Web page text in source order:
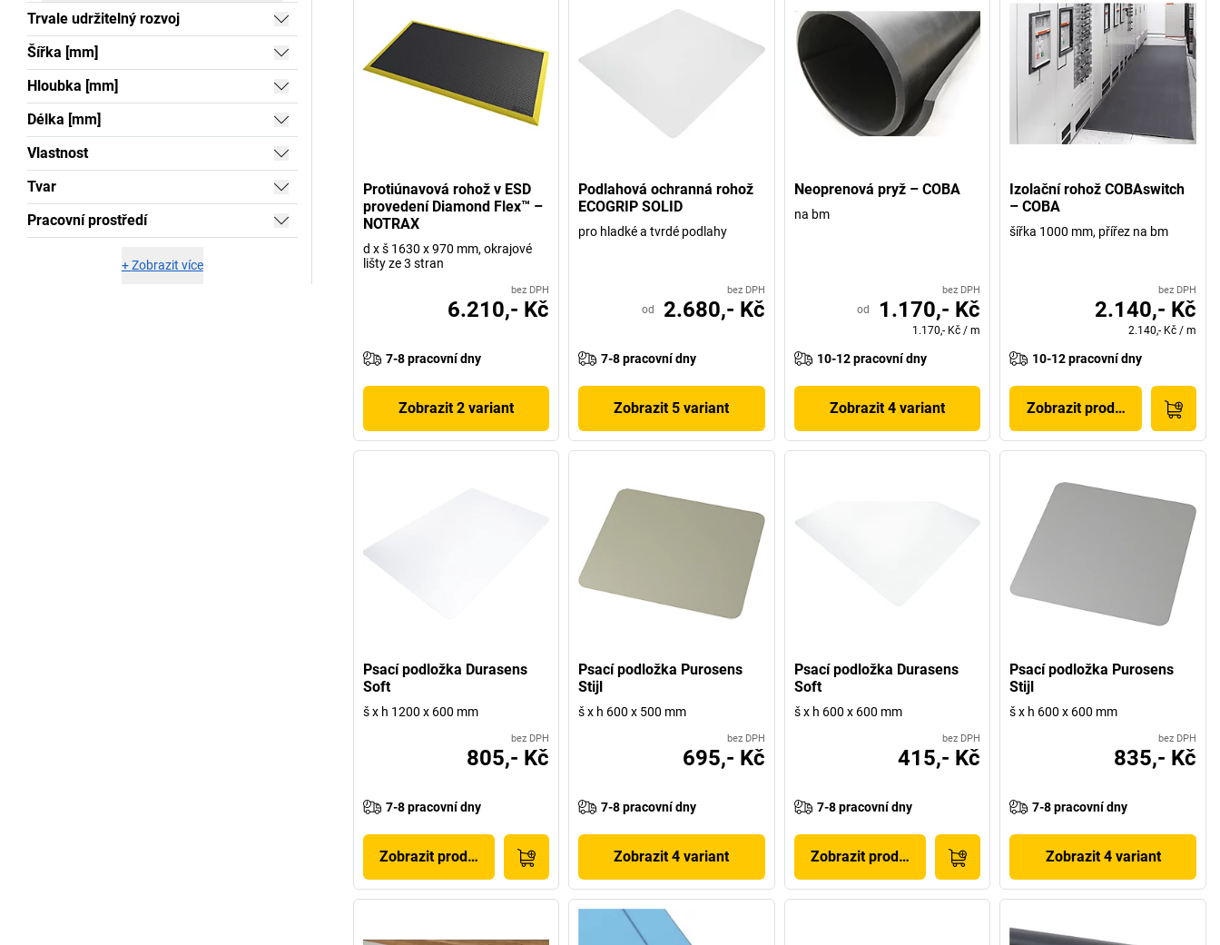
Trvale udržitelný rozvoj
Šířka [mm]
Hloubka [mm]
Délka [mm]
Vlastnost
Tvar
Pracovní prostředí
+Zobrazit více
Protiúnavová rohož v ESD
provedení Diamond Flex™ –
NOTRAX
d x š 1630 x 970 mm, okrajové
lišty ze 3 stran
bez DPH
6.210,- Kč
7-8 pracovní dny
Zobrazit 2 variant
Podlahová ochranná rohož
ECOGRIP SOLID
pro hladké a tvrdé podlahy
bez DPH
od 2.680,- Kč
7-8 pracovní dny
Zobrazit 5 variant
Neoprenová pryž – COBA
na bm
bez DPH
od 1.170,- Kč
1.170,- Kč /m
10-12 pracovní dny
Zobrazit 4 variant
Izolační rohož COBAswitch
– COBA
šířka 1000 mm, přířez na bm
bez DPH
2.140,- Kč
2.140,- Kč / m
10-12 pracovní dny
Zobrazit produkt
Psací podložka Durasens
Soft
š x h 1200 x 600 mm
bez DPH
805,- Kč
7-8 pracovní dny
Zobrazit produkt
Psací podložka Purosens
Stijl
š x h 600 x 500 mm
bez DPH
695,- Kč
7-8 pracovní dny
Zobrazit 4 variant
Psací podložka Durasens
Soft
š x h 600 x 600 mm
bez DPH
415,- Kč
7-8 pracovní dny
Zobrazit produkt
Psací podložka Purosens
Stijl
š x h 600 x 600 mm
bez DPH
835,- Kč
7-8 pracovní dny
Zobrazit 4 variant